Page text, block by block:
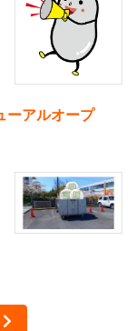
ーアルオープ